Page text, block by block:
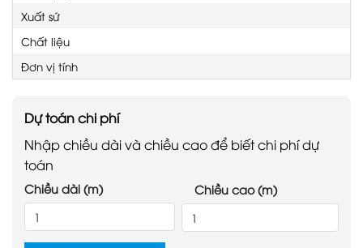
Xuất sứ
Chất liệu
Đơn vị tính
Dự toán chi phí
Nhập chiều dài và chiều cao để biết chi phí dự
toán
Chiều dài (m) Chiều cao (m)